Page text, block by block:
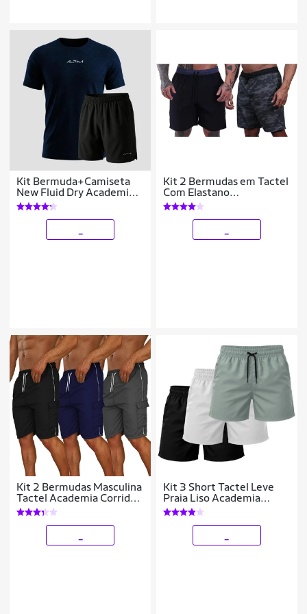
Kit Bermuda+Camiseta
New Fluid Dry Academia
Alpha
Kit 2 Bermudas em Tactel
Com Elastano
MXDConceito Com
Bolsos
Kit 2 Bermudas Masculina
Tactel Academia Corrida
Musculação 3 Bolsos
Kit 3 Short Tactel Leve
Praia Liso Academia
Bermuda Masculina